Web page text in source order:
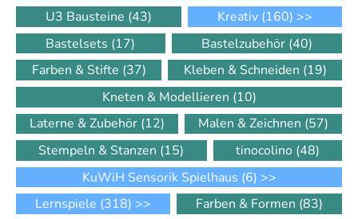
U3 Bausteine (43) Kreativ (160) >>
Bastelsets (17) Bastelzubehör (40)
Farben & Stifte (37) Kleben & Schneiden (19)
Kneten & Modellieren (10)
Laterne & Zubehör (12) Malen & Zeichnen (57)
Stempeln & Stanzen (15) tinocolino (48)
KuWiH Sensorik Spielhaus (6) >>
Lernspiele (318) >> Farben & Formen (83)